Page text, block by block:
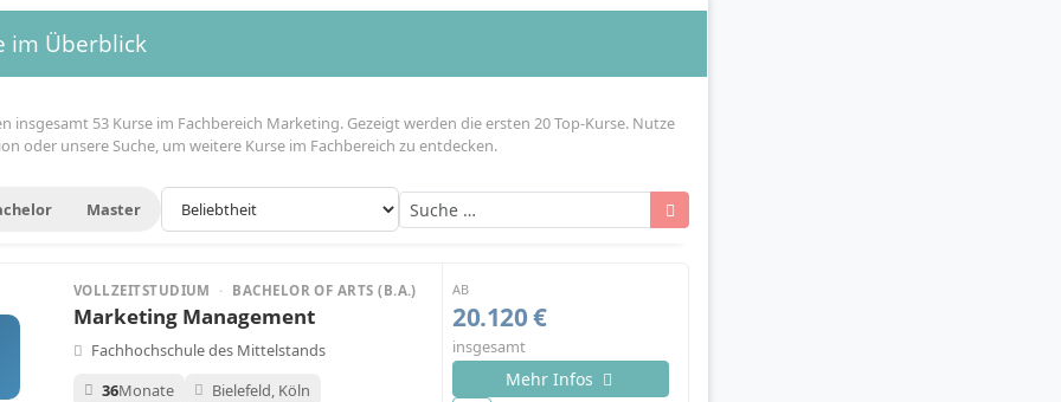
im Überblick
insgesamt 53 Kurse im Fachbereich Marketing. Gezeigt werden die ersten 20 Top-Kurse. Nutze
oder unsere Suche, um weitere Kurse im Fachbereich zu entdecken.
Master
VOLLZEITSTUDIUM · BACHELOR OF ARTS (B.A.)
Marketing Management
Fachhochschule des Mittelstands
36Monate Bielefeld, Köln
AB
20.120 €
insgesamt
Mehr Infos